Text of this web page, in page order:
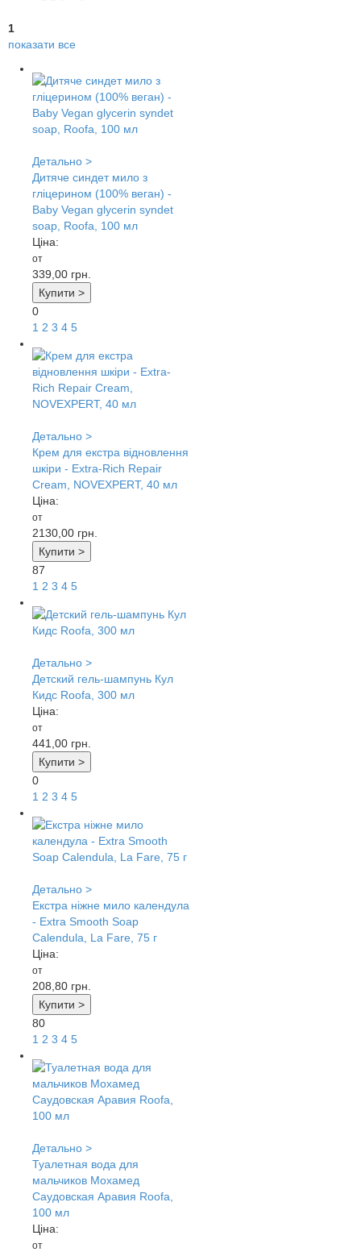
1
показати все
Детально >
Дитяче синдет мило з
гліцерином (100% веган) -
Baby Vegan glycerin syndet
soap, Roofa, 100 мл
Ціна:
от
339,00 грн.
Купити >
0
1 2 3 4 5
Детально >
Крем для екстра відновлення
шкіри - Extra-Rich Repair
Cream, NOVEXPERT, 40 мл
Ціна:
от
2130,00 грн.
Купити >
87
1 2 3 4 5
Детально >
Детский гель-шампунь Кул
Кидс Roofa, 300 мл
Ціна:
от
441,00 грн.
Купити >
0
1 2 3 4 5
Детально >
Екстра ніжне мило календула
- Extra Smooth Soap
Calendula, La Fare, 75 г
Ціна:
от
208,80 грн.
Купити >
80
1 2 3 4 5
Детально >
Туалетная вода для
мальчиков Мохамед
Саудовская Аравия Roofa,
100 мл
Ціна:
от